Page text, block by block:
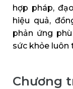
hợp pháp,
hiệu quả,
phản ứng
sức khỏe luôn
Chương